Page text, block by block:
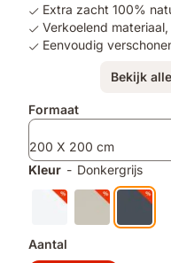
Extra zacht 100%
Verkoelend
Eenvoudig
Bekijk
Formaat
200 X 200 cm
Kleur - Donkergrijs
Aantal